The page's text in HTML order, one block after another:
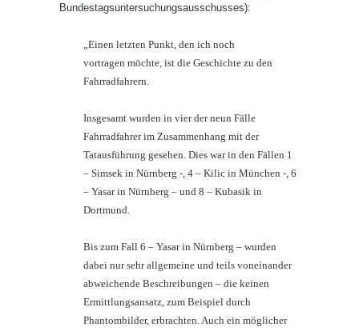
Bundestagsuntersuchungsausschusses):
„Einen letzten Punkt, den ich noch
vortragen möchte, ist die Geschichte zu den
Fahrradfahrern.
Insgesamt wurden in vier der neun Fälle
Fahrradfahrer im Zusammenhang mit der
Tatausführung gesehen. Dies war in den Fällen 1
– Simsek in Nürnberg -, 4 – Kilic in München -, 6
– Yasar in Nürnberg – und 8 – Kubasik in
Dortmund.
Bis zum Fall 6 – Yasar in Nürnberg – wurden
dabei nur sehr allgemeine und teils voneinander
abweichende Beschreibungen – die keinen
Ermittlungsansatz, zum Beispiel durch
Phantombilder, erbrachten. Auch ein möglicher